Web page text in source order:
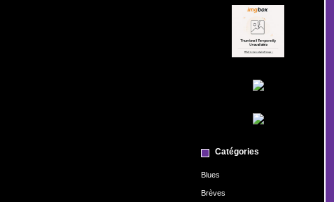
Catégories
Blues
Brèves